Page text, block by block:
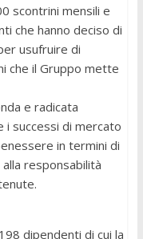
scontrini mensili e
che hanno deciso di
usufruire di
che il Gruppo mette
e radicata
successi di mercato
in termini di
responsabilità
dipendenti di cui la